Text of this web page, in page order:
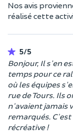
Nos avis
réalisé cette
5/5
Bonjour, Il s'en
temps pour ce
où les équipes
rue de Tours. Ils
n'avaient jamais
remarqués.
récréative !